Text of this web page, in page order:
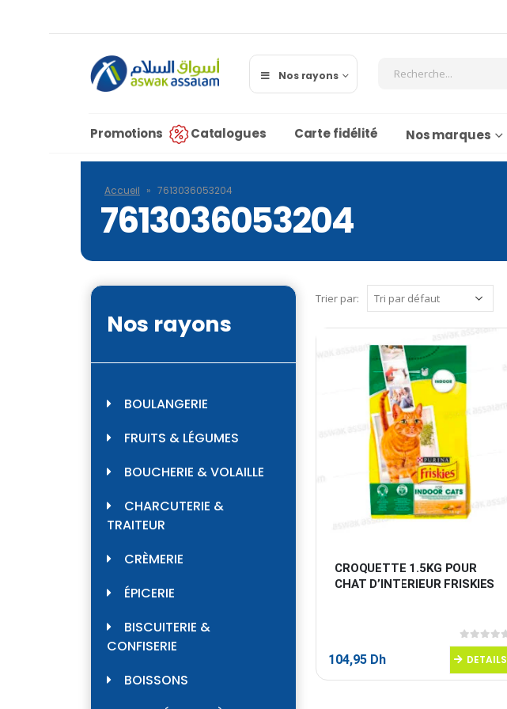
Nos rayons
Promotions Catalogues Carte fidélité Nos marques
Accueil » 7613036053204
7613036053204
Trier par:
CROQUETTE 1.5KG POUR
CHAT D’INTERIEUR FRISKIES
0sur 5
104,95 Dh DETAILS
Nos rayons
BOULANGERIE
FRUITS & LÉGUMES
BOUCHERIE & VOLAILLE
CHARCUTERIE &
TRAITEUR
CRÈMERIE
ÉPICERIE
BISCUITERIE &
CONFISERIE
BOISSONS